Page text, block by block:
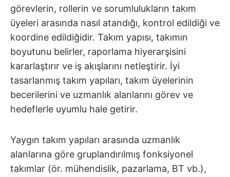
görevlerin, rollerin ve sorumlulukların takım
üyeleri arasında nasıl atandığı, kontrol edildiği ve
koordine edildiğidir. Takım yapısı, takımın
boyutunu belirler, raporlama hiyerarşisini
kararlaştırır ve iş akışlarını netleştirir. İyi
tasarlanmış takım yapıları, takım üyelerinin
becerilerini ve uzmanlık alanlarını görev ve
hedeflerle uyumlu hale getirir.
Yaygın takım yapıları arasında uzmanlık
alanlarına göre gruplandırılmış fonksiyonel
takımlar (ör. mühendislik, pazarlama, BT vb.),